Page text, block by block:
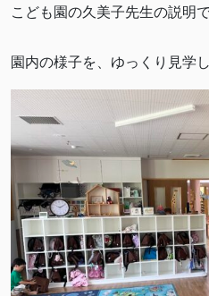
こども園の久美子先生の説明で
園内の様子を、ゆっくり見学し